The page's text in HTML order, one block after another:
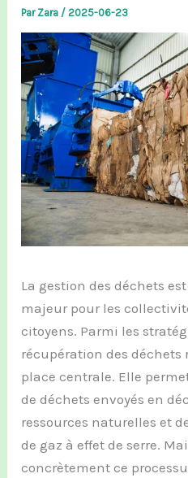
Par Zara /2025-06-23
La gestion des déchets
majeur pour les
citoyens. Parmi les
récupération des déchets
place centrale. Elle
de déchets envoyés en
ressources naturelles et
de gaz à effet de serre.
concrètement ce